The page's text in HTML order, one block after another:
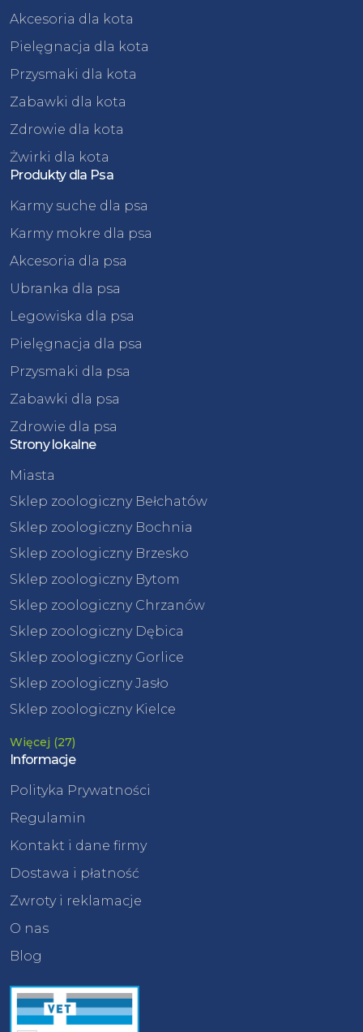
Akcesoria dla kota
Pielęgnacja dla kota
Przysmaki dla kota
Zabawki dla kota
Zdrowie dla kota
Żwirki dla kota
Produkty dla Psa
Karmy suche dla psa
Karmy mokre dla psa
Akcesoria dla psa
Ubranka dla psa
Legowiska dla psa
Pielęgnacja dla psa
Przysmaki dla psa
Zabawki dla psa
Zdrowie dla psa
Strony lokalne
Miasta
Sklep zoologiczny Bełchatów
Sklep zoologiczny Bochnia
Sklep zoologiczny Brzesko
Sklep zoologiczny Bytom
Sklep zoologiczny Chrzanów
Sklep zoologiczny Dębica
Sklep zoologiczny Gorlice
Sklep zoologiczny Jasło
Sklep zoologiczny Kielce
Więcej (27)
Informacje
Polityka Prywatności
Regulamin
Kontakt i dane firmy
Dostawa i płatność
Zwroty i reklamacje
O nas
Blog